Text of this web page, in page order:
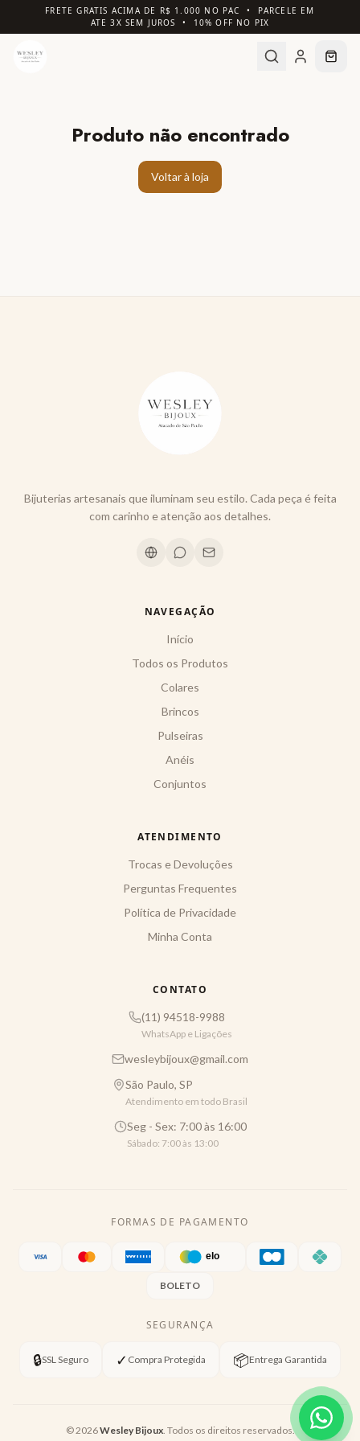
FRETE GRATIS ACIMA DE R$ 1.000 NO PAC • PARCELE EM
ATE 3X SEM JUROS • 10% OFF NO PIX
Produto não encontrado
Voltar à loja
Bijuterias artesanais que iluminam seu estilo. Cada peça é feita
com carinho e atenção aos detalhes.
NAVEGAÇÃO
Início
Todos os Produtos
Colares
Brincos
Pulseiras
Anéis
Conjuntos
ATENDIMENTO
Trocas e Devoluções
Perguntas Frequentes
Política de Privacidade
Minha Conta
CONTATO
(11) 94518-9988
WhatsApp e Ligações
wesleybijoux@gmail.com
São Paulo, SP
Atendimento em todo Brasil
Seg - Sex: 7:00 às 16:00
Sábado: 7:00 às 13:00
FORMAS DE PAGAMENTO
BOLETO
SEGURANÇA
🔒SSL Seguro ✓ Compra Protegida 📦Entrega Garantida
©2026Wesley Bijoux. Todos os direitos reservados.